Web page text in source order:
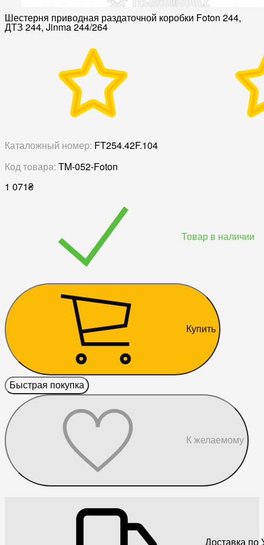
Шестерня приводная раздаточной коробки Foton 244,
ДТЗ 244, Jinma 244/264
Каталожный номер: FT254.42F.104
Код товара: TM-052-Foton
1 071₴
Товар в наличии
Купить
Быстрая покупка
К желаемому
Доставка по